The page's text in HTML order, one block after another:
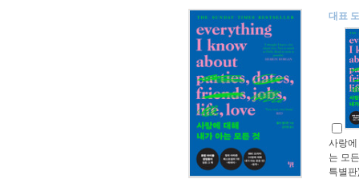
대표
사랑
는 모
특별